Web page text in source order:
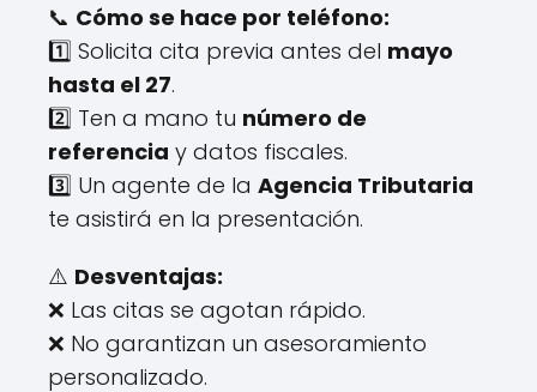
📞 Cómo se hace por teléfono:
1️⃣ Solicita cita previa antes del mayo
hasta el 27.
2️⃣ Ten a mano tu número de
referencia y datos fiscales.
3️⃣ Un agente de la Agencia Tributaria
te asistirá en la presentación.
⚠️ Desventajas:
❌ Las citas se agotan rápido.
❌ No garantizan un asesoramiento
personalizado.